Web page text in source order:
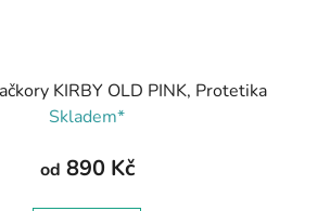
KIRBY OLD PINK, Protetika
Skladem*
od 890 Kč